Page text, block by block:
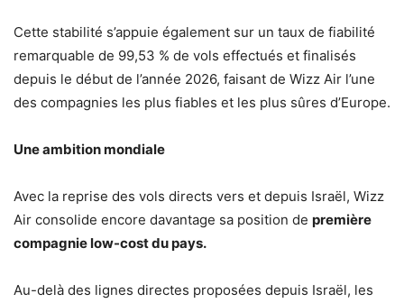
Cette stabilité s’appuie également sur un taux de fiabilité
remarquable de 99,53 % de vols effectués et finalisés
depuis le début de l’année 2026, faisant de Wizz Air l’une
des compagnies les plus fiables et les plus sûres d’Europe.
Une ambition mondiale
Avec la reprise des vols directs vers et depuis Israël, Wizz
Air consolide encore davantage sa position de première
compagnie low-cost du pays.
Au-delà des lignes directes proposées depuis Israël, les